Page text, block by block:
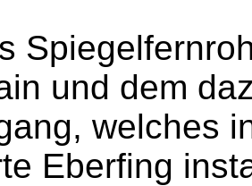
und dem
welches
Eberfing